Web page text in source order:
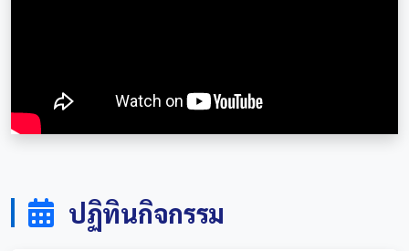
ปฏิทินกิจกรรม